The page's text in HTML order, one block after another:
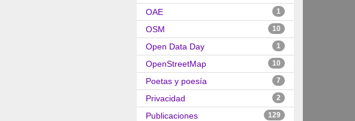
OAE 1
OSM 10
Open Data Day 1
OpenStreetMap 10
Poetas y poesía 7
Privacidad 2
Publicaciones 129